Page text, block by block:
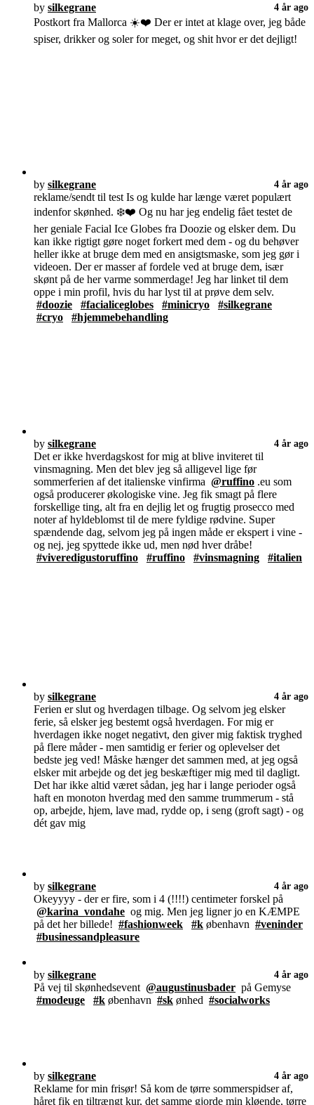
by silkegrane 4 år ago
Postkort fra Mallorca ☀️❤️ Der er intet at klage over, jeg både
spiser, drikker og soler for meget, og shit hvor er det dejligt!
by silkegrane 4 år ago
reklame/sendt til test Is og kulde har længe været populært
indenfor skønhed. ❄️❤️ Og nu har jeg endelig fået testet de
her geniale Facial Ice Globes fra Doozie og elsker dem. Du
kan ikke rigtigt gøre noget forkert med dem - og du behøver
heller ikke at bruge dem med en ansigtsmaske, som jeg gør i
videoen. Der er masser af fordele ved at bruge dem, især
skønt på de her varme sommerdage! Jeg har linket til dem
oppe i min profil, hvis du har lyst til at prøve dem selv.
#doozie
#facialiceglobes #minicryo
#silkegrane
#cryo
#hjemmebehandling
by silkegrane 4 år ago
Det er ikke hverdagskost for mig at blive inviteret til
vinsmagning. Men det blev jeg så alligevel lige før
sommerferien af det italienske vinfirma @ruffino .eu som
også producerer økologiske vine. Jeg fik smagt på flere
forskellige ting, alt fra en dejlig let og frugtig prosecco med
noter af hyldeblomst til de mere fyldige rødvine. Super
spændende dag, selvom jeg på ingen måde er ekspert i vine -
og nej, jeg spyttede ikke ud, men nød hver dråbe!
#viveredigustoruffino
#ruffino #vinsmagning #italien
by silkegrane 4 år ago
Ferien er slut og hverdagen tilbage. Og selvom jeg elsker
ferie, så elsker jeg bestemt også hverdagen. For mig er
hverdagen ikke noget negativt, den giver mig faktisk tryghed
på flere måder - men samtidig er ferier og oplevelser det
bedste jeg ved! Måske hænger det sammen med, at jeg også
elsker mit arbejde og det jeg beskæftiger mig med til dagligt.
Det har ikke altid været sådan, jeg har i lange perioder også
haft en monoton hverdag med den samme trummerum - stå
op, arbejde, hjem, lave mad, rydde op, i seng (groft sagt) - og
dét gav mig
by silkegrane 4 år ago
Okeyyyy - der er fire, som i 4 (!!!!) centimeter forskel på
@karina_vondahe og mig. Men jeg ligner jo en KÆMPE
på det her billede! #fashionweek #k øbenhavn #veninder
#businessandpleasure
by silkegrane 4 år ago
På vej til skønhedsevent @augustinusbader på Gemyse
#modeuge
#k øbenhavn #sk ønhed #socialworks
by silkegrane 4 år ago
Reklame for min frisør! Så kom de tørre sommerspidser af,
håret fik en tiltrængt kur, det samme gjorde min kløende, tørre